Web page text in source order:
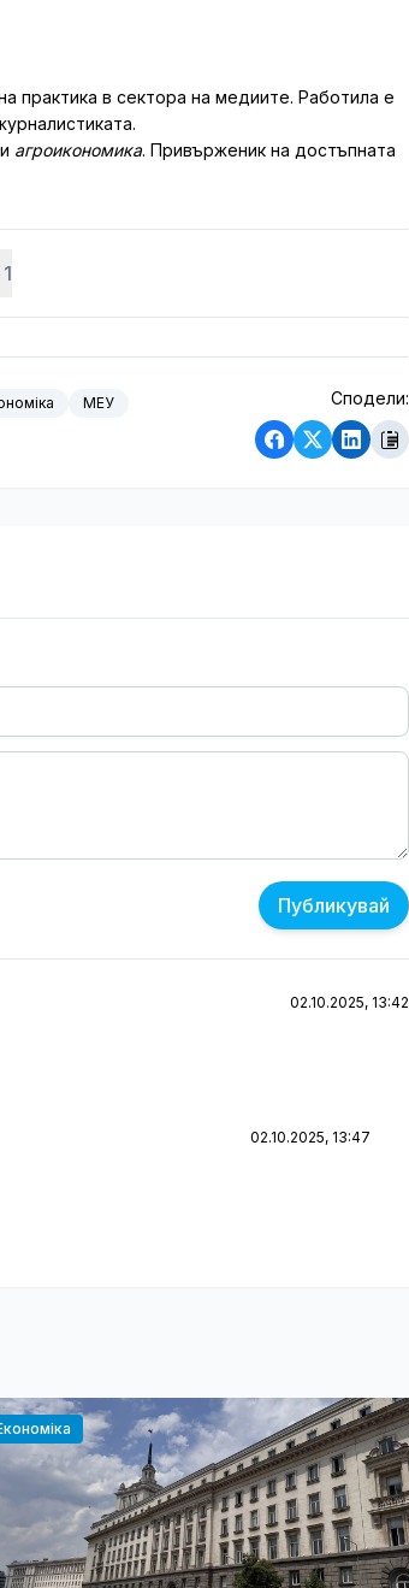
практика в сектора на медиите. Работила е
агроикономика. Привърженик на достъпната
1
МЕУ Сподели:
Публикувай
02.10.2025, 13:42
02.10.2025, 13:47